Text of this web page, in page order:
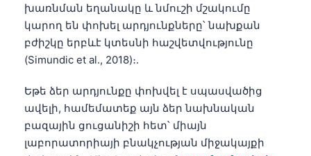
խառնման եղանակը և նմուշի մշակումը
կարող են փոխել արդյունքները՝ նախքան
բժիշկը երբևէ կտեսնի հաշվետվությունը
(Simundic et al., 2018)։.
Եթե ձեր արդյունքը փոխվել է սպասվածից
ավելի, համեմատեք այն ձեր նախնական
բազային ցուցանիշի հետ՝ միայն
լաբորատորիայի բնակչության միջակայքի